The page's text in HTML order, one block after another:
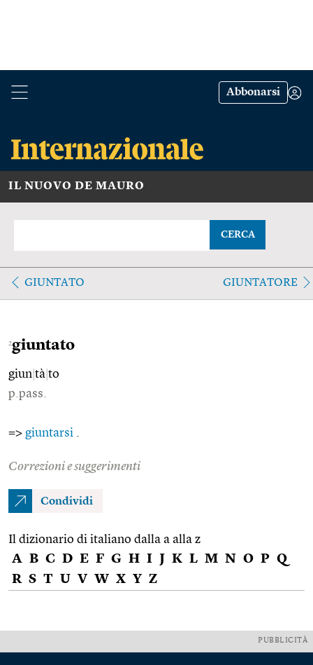
Abbonarsi
IL NUOVO DE MAURO
CERCA
GIUNTATO GIUNTATORE
2giuntato
giun tà to
p.pass.
=> giuntarsi
Correzioni e suggerimenti
Condividi
Il dizionario di italiano dalla a alla z
A B C D E F G H I J K L M N O P Q
R S T U V W X Y Z
PUBBLICITÀ